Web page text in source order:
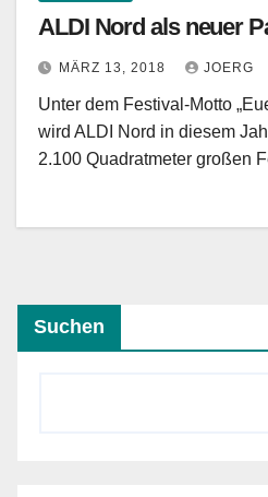
ALDI Nord als neuer
MÄRZ 13, 2018 JOERG
Unter dem Festival-Motto
wird ALDI Nord in diesem
2.100 Quadratmeter großen
Suchen